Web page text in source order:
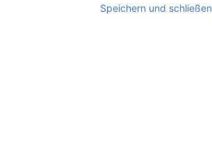
Speichern und schließen